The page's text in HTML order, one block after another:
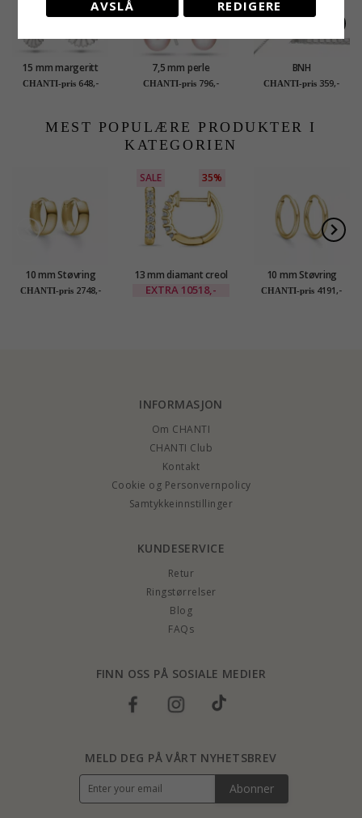
15 mm margeritt
øredobber i rodinert
CHANTI-pris 648,-
7,5 mm perle
øredobber i rodinert
CHANTI-pris 796,-
BNH
veneziahalskjede i
CHANTI-pris 359,-
MEST POPULÆRE PRODUKTER I
KATEGORIEN
10 mm Støvring
Design creol i 8 karat
CHANTI-pris 2748,-
SALE 35%
13 mm diamant creol
i 14 karat gull med
EXTRA 10518,-
10 mm Støvring
Design creol i 14
CHANTI-pris 4191,-
INFORMASJON
Om CHANTI
CHANTI Club
Kontakt
Cookie og Personvernpolicy
Samtykkeinnstillinger
KUNDESERVICE
Retur
Ringstørrelser
Blog
FAQs
FINN OSS PÅ SOSIALE MEDIER
MELD DEG PÅ VÅRT NYHETSBREV
Abonner
AVSLÅ REDIGERE